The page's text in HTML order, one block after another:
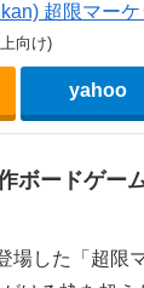
超限マー
向け)
yahoo
ボードゲー
場した「超限